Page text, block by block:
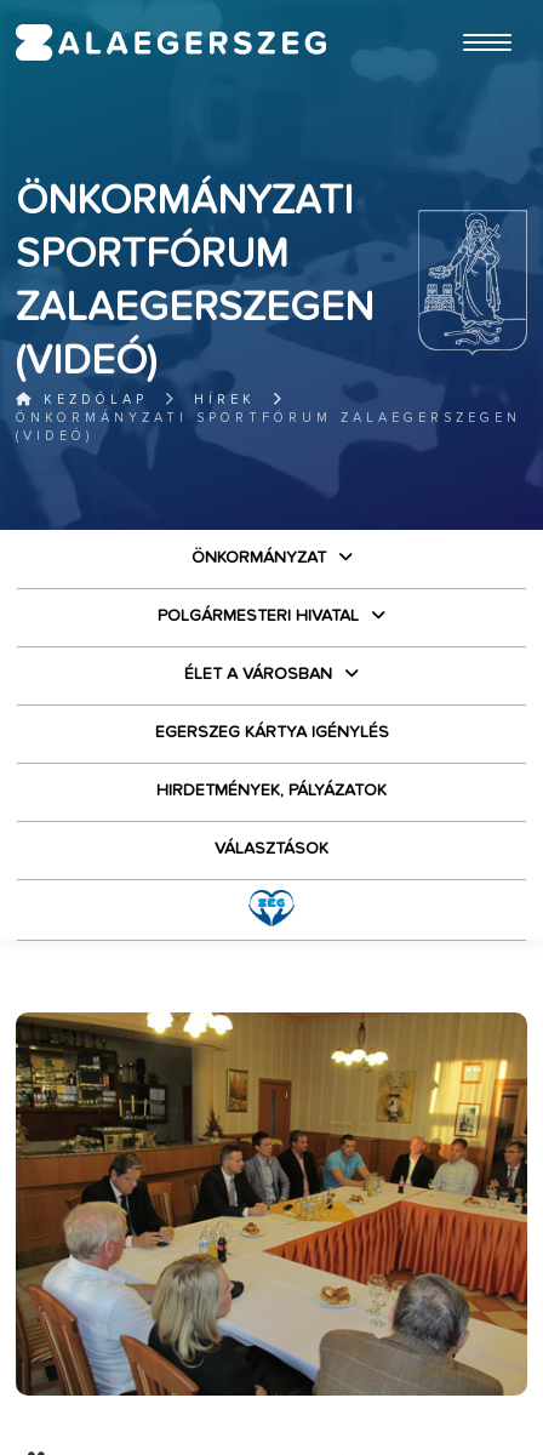
ÖNKORMÁNYZATI
SPORTFÓRUM
ZALAEGERSZEGEN
(VIDEÓ)
KEZDŐLAP
HÍREK
ÖNKORMÁNYZATI SPORTFÓRUM ZALAEGERSZEGEN
(VIDEÓ)
ÖNKORMÁNYZAT
POLGÁRMESTERI HIVATAL
ÉLET A VÁROSBAN
EGERSZEG KÁRTYA IGÉNYLÉS
HIRDETMÉNYEK, PÁLYÁZATOK
VÁLASZTÁSOK